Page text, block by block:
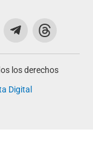
los derechos
Digital